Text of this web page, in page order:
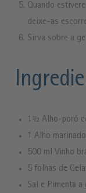
Quando
deixe-as
Sirva sobre a
1½ Alho-poró
1 Alho
500 ml Vinho
5 folhas de
Sal e Pimenta a